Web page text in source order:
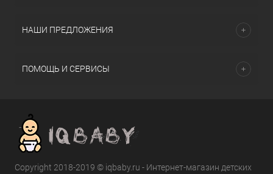
НАШИ ПРЕДЛОЖЕНИЯ
ПОМОЩЬ И СЕРВИСЫ
Copyright 2018-2019 © iqbaby.ru - Интернет-магазин детских